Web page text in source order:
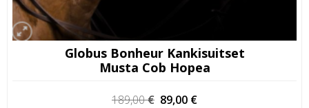
Globus Bonheur Kankisuitset
Musta Cob Hopea
189,00€ Alkuperäinen
89,00 €